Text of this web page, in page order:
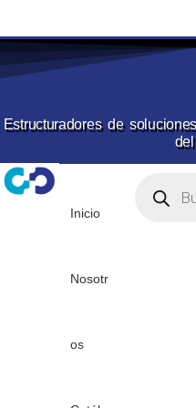
Estructuradores de
Inicio
Nosotr
os